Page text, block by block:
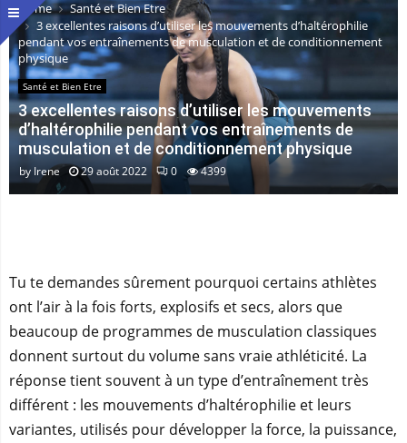
Home
Santé et Bien Etre
3 excellentes raisons d’utiliser les mouvements d’haltérophilie
pendant vos entraînements de musculation et de conditionnement
physique
Santé et Bien Etre
3 excellentes raisons d’utiliser les mouvements
d’haltérophilie pendant vos entraînements de
musculation et de conditionnement physique
by Irene 29 août 2022 0 4399
Tu te demandes sûrement pourquoi certains athlètes
ont l’air à la fois forts, explosifs et secs, alors que
beaucoup de programmes de musculation classiques
donnent surtout du volume sans vraie athléticité. La
réponse tient souvent à un type d’entraînement très
différent : les mouvements d’haltérophilie et leurs
variantes, utilisés pour développer la force, la puissance,